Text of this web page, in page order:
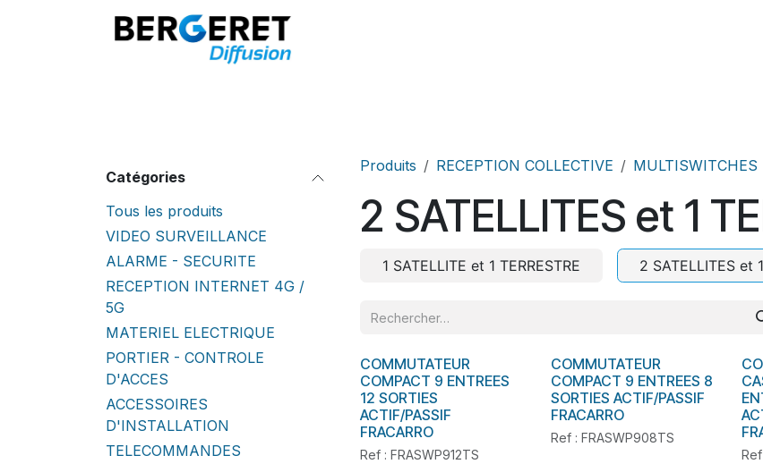
Catégories
Tous les produits
VIDEO SURVEILLANCE
ALARME - SECURITE
RECEPTION INTERNET 4G /
5G
MATERIEL ELECTRIQUE
PORTIER - CONTROLE
D'ACCES
ACCESSOIRES
D'INSTALLATION
TELECOMMANDES
Produits RECEPTION COLLECTIVE MULTISWITCHES
2 SATELLITES et 1
1 SATELLITE et 1 TERRESTRE 2 SATELLITES et
En stock
COMMUTATEUR
COMPACT 9 ENTREES
12 SORTIES
ACTIF/PASSIF
FRACARRO
Ref : FRASWP912TS
En stock
COMMUTATEUR
COMPACT 9 ENTREES 8
SORTIES ACTIF/PASSIF
FRACARRO
Ref : FRASWP908TS